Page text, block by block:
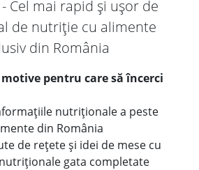
Cel mai rapid și ușor de
de nutriție cu alimente
din România
pentru care să încerci
nutriționale a peste
din România
de rețete și idei de mese cu
gata completate